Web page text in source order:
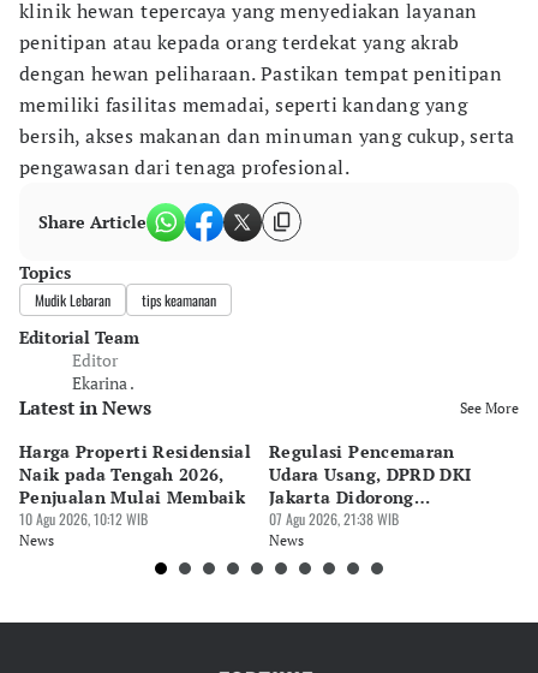
klinik hewan tepercaya yang menyediakan layanan
penitipan atau kepada orang terdekat yang akrab
dengan hewan peliharaan. Pastikan tempat penitipan
memiliki fasilitas memadai, seperti kandang yang
bersih, akses makanan dan minuman yang cukup, serta
pengawasan dari tenaga profesional.
Share Article
Topics
Mudik Lebaran tips keamanan
Editorial Team
Editor
Ekarina .
Latest in News See More
Harga Properti Residensial
Naik pada Tengah 2026,
Penjualan Mulai Membaik
10 Agu 2026, 10:12 WIB
News
Regulasi Pencemaran
Udara Usang, DPRD DKI
Jakarta Didorong
Prioritaskan Revisi Perda
07 Agu 2026, 21:38 WIB
News